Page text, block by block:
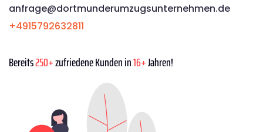
anfrage@dortmunderumzugsunternehmen.de
+4915792632811
Bereits250+zufriedene Kunden in16+Jahren!